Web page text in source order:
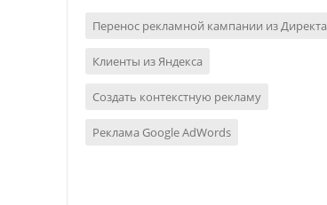
Перенос рекламной кампании из Директа
Клиенты из Яндекса
Создать контекстную рекламу
Реклама Google AdWords